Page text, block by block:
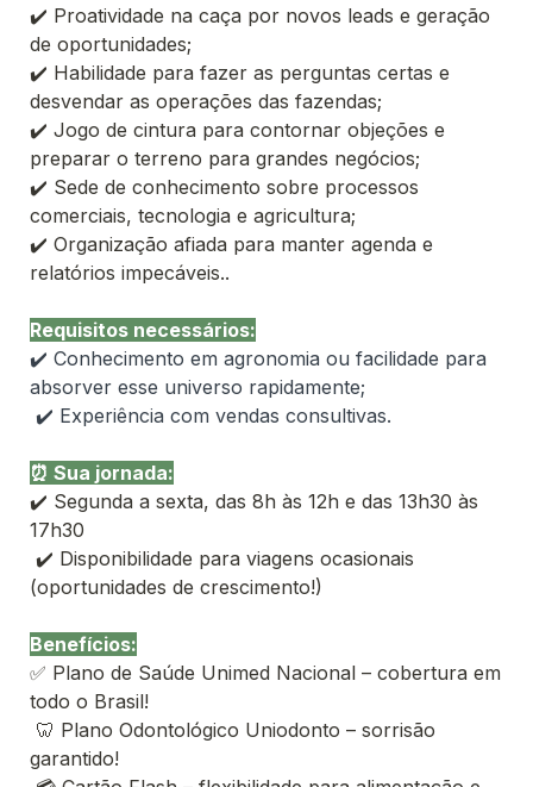
✔️ Proatividade na caça por novos leads e geração
de oportunidades;
✔️ Habilidade para fazer as perguntas certas e
desvendar as operações das fazendas;
✔️ Jogo de cintura para contornar objeções e
preparar o terreno para grandes negócios;
✔️ Sede de conhecimento sobre processos
comerciais, tecnologia e agricultura;
✔️ Organização afiada para manter agenda e
relatórios impecáveis..
✔️ Conhecimento em agronomia ou facilidade para
absorver esse universo rapidamente;
✔️ Experiência com vendas consultivas.
✔️ Segunda a sexta, das 8h às 12h e das 13h30 às
17h30
(oportunidades de crescimento!)
Benefícios:
✅ Plano de Saúde Unimed Nacional – cobertura em
todo o Brasil!
garantido!